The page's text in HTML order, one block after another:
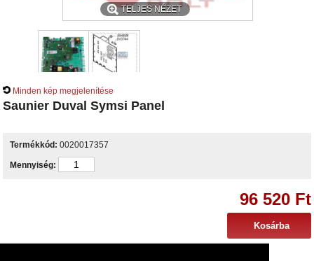
TELJES NÉZET
Minden kép megjelenítése
Saunier Duval Symsi Panel
Termékkód: 0020017357
Mennyiség:
96 520 Ft